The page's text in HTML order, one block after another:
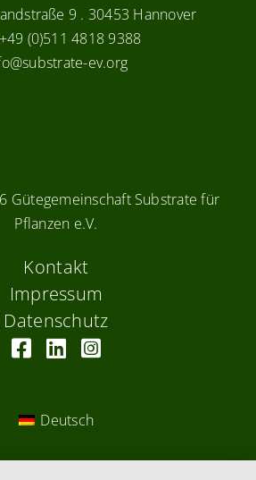
9 . 30453 Hannover
(0)511 4818 9388
ev.org
Gütegemeinschaft Substrate für
Pflanzen e.V.
Kontakt
Impressum
Datenschutz
Deutsch